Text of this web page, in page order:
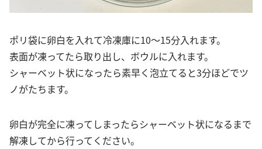
ポリ袋に卵白を入れて冷凍庫に10〜15分入れます。
表面が凍ってたら取り出し、ボウルに入れます。
シャーベット状になったら素早く泡立てると3分ほどでツ
ノがたちます。
卵白が完全に凍ってしまったらシャーベット状になるまで
解凍してから行ってください。